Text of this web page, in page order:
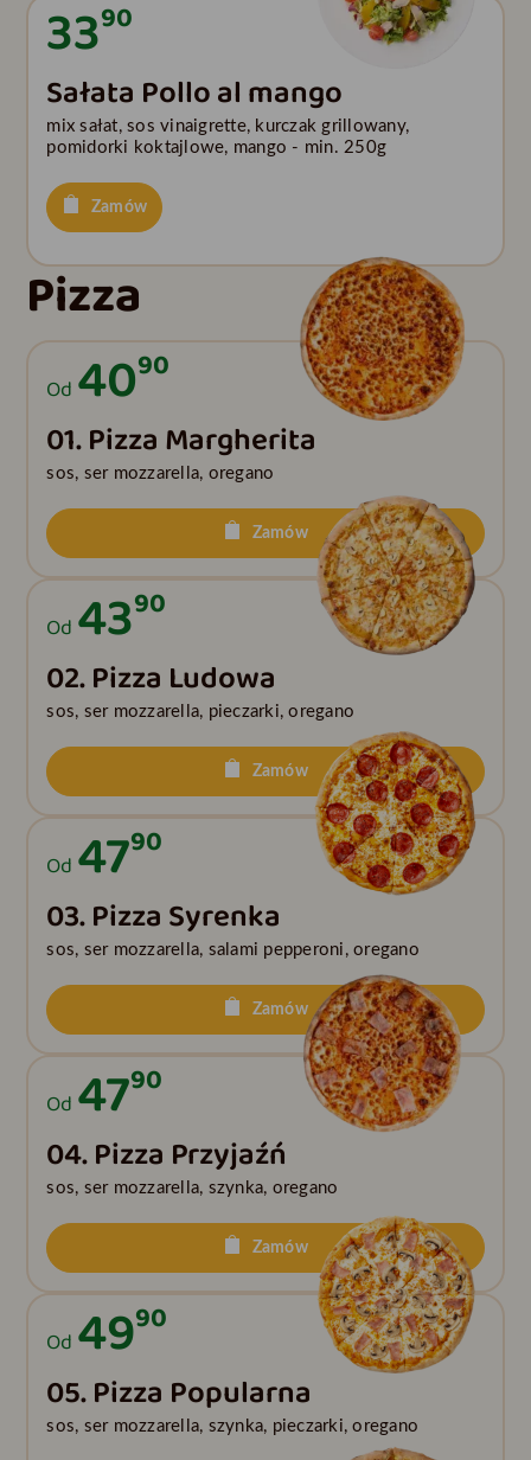
3390
Sałata Pollo al mango
mix sałat, sos vinaigrette, kurczak grillowany,
pomidorki koktajlowe, mango - min. 250g
Zamów
Pizza
Od 4090
01. Pizza Margherita
sos, ser mozzarella, oregano
Zamów
Od 4390
02. Pizza Ludowa
sos, ser mozzarella, pieczarki, oregano
Zamów
Od 4790
03. Pizza Syrenka
sos, ser mozzarella, salami pepperoni, oregano
Zamów
Od 4790
04. Pizza Przyjaźń
sos, ser mozzarella, szynka, oregano
Zamów
Od 4990
05. Pizza Popularna
sos, ser mozzarella, szynka, pieczarki, oregano